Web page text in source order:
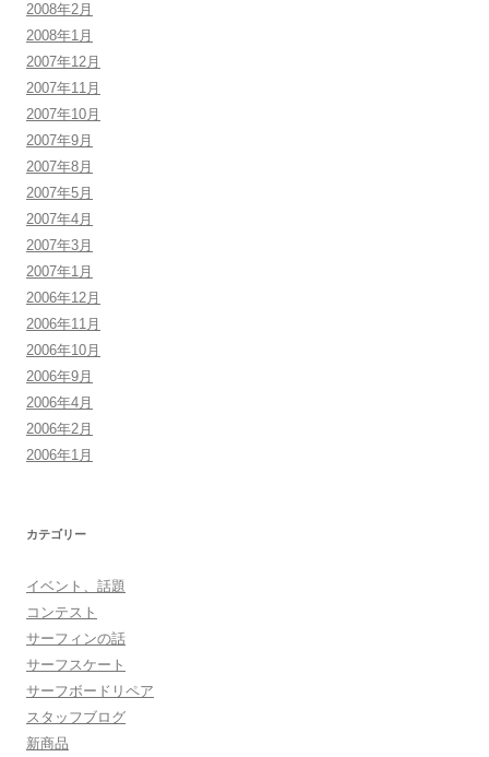
2008年2月
2008年1月
2007年12月
2007年11月
2007年10月
2007年9月
2007年8月
2007年5月
2007年4月
2007年3月
2007年1月
2006年12月
2006年11月
2006年10月
2006年9月
2006年4月
2006年2月
2006年1月
カテゴリー
イベント、話題
コンテスト
サーフィンの話
サーフスケート
サーフボードリペア
スタッフブログ
新商品